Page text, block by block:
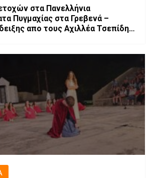
στα Πανελλήνια
Πυγμαχίας στα Γρεβενά –
απο τους Αχιλλέα Τσεπίδη